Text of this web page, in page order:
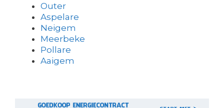
Outer
Aspelare
Neigem
Meerbeke
Pollare
Aaigem